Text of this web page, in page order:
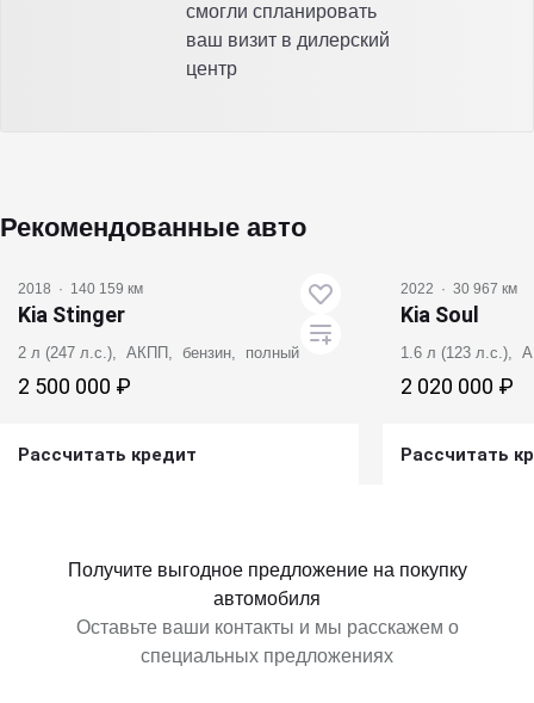
смогли спланировать
ваш визит в дилерский
центр
Рекомендованные авто
2018 · 140 159 км
Kia Stinger
2 л (247 л.с.), АКПП, бензин, полный
2 500 000 ₽
Рассчитать кредит
2022 · 30 967 км
Kia Soul
1.6 л (123 л.с.),
2 020 000 ₽
Рассчитать
Получите выгодное предложение на покупку
автомобиля
Оставьте ваши контакты и мы расскажем о
специальных предложениях